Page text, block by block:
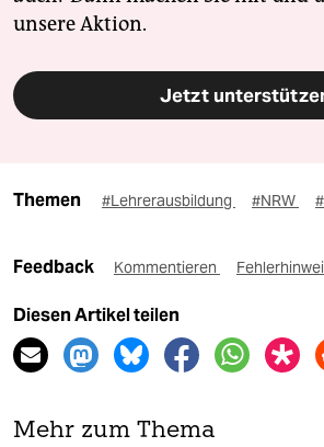
unsere Aktion.
Jetzt
Themen #Lehrerausbildung #NRW
Feedback Kommentieren
Diesen Artikel teilen
Mehr zum Thema